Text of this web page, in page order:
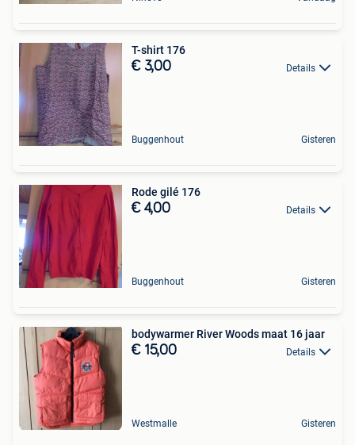
T-shirt 176
€ 3,00 Details
Buggenhout Gisteren
Rode gilé 176
€ 4,00 Details
Buggenhout Gisteren
bodywarmer River Woods maat 16 jaar
€ 15,00 Details
Westmalle Gisteren